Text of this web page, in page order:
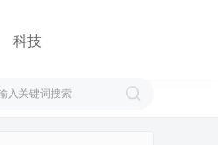
科技